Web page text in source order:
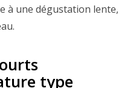
à une dégustation lente,
type